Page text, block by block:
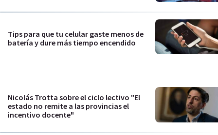
Tips para que tu celular gaste menos de
batería y dure más tiempo encendido
Nicolás Trotta sobre el ciclo lectivo "El
estado no remite a las provincias el
incentivo docente"